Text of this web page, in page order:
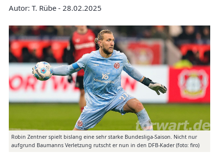
Autor: T. Rübe - 28.02.2025
Robin Zentner spielt bislang eine sehr starke Bundesliga-Saison. Nicht nur
aufgrund Baumanns Verletzung rutscht er nun in den DFB-Kader (foto: firo)